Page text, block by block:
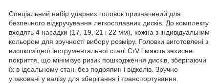
Спеціальний набір ударних головок призначений для
безпечного відкручування легкосплавних дисків. До комплекту
входять 4 насадки (17, 19, 21 і 22 мм), кожна з індивідуальним
кольором для зручності вибору розміру. Головки виготовлені з
високоміцної інструментальної сталі CrV і мають захисне
покриття, що мінімізує ризик пошкодження дисків, зберігаючи
їх в ідеальному стані без подряпин і відколів. Зручно
упаковані у валізу для зберігання і транспортування.